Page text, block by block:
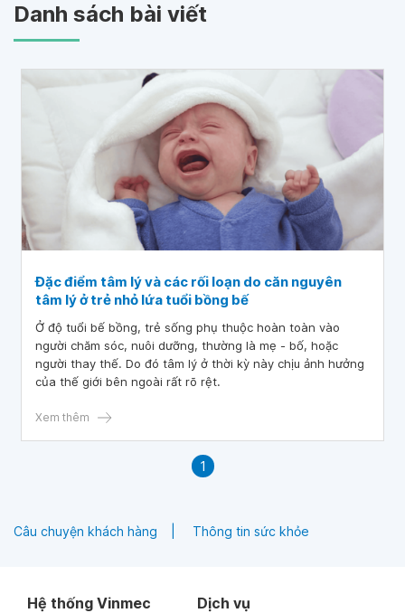
Danh sách bài viết
Đặc điểm tâm lý và các rối loạn do căn nguyên
tâm lý ở trẻ nhỏ lứa tuổi bồng bế
Ở độ tuổi bế bồng, trẻ sống phụ thuộc hoàn toàn vào
người chăm sóc, nuôi dưỡng, thường là mẹ - bố, hoặc
người thay thế. Do đó tâm lý ở thời kỳ này chịu ảnh hưởng
của thế giới bên ngoài rất rõ rệt.
Xem thêm
1
Câu chuyện khách hàng Thông tin sức khỏe
Hệ thống Vinmec Dịch vụ